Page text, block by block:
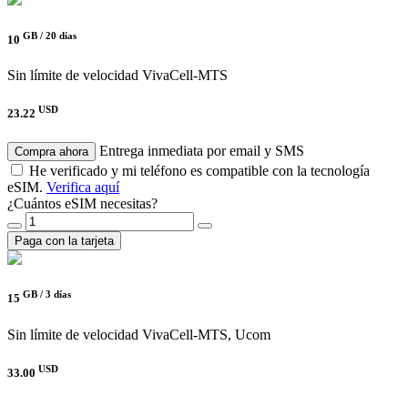
10 GB / 20 días
Sin límite de velocidad VivaCell-MTS
23.22 USD
Compra ahora
Entrega inmediata por email y SMS
He verificado y mi teléfono es compatible con la tecnología
eSIM. Verifica aquí
¿Cuántos eSIM necesitas?
Paga con la tarjeta
15 GB / 3 días
Sin límite de velocidad VivaCell-MTS, Ucom
33.00 USD